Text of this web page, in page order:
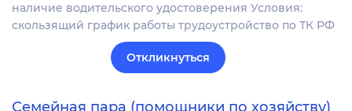
наличие водительского удостоверения Условия:
скользящий график работы трудоустройство по ТК РФ
Откликнуться
Семейная пара (помощники по хозяйству)